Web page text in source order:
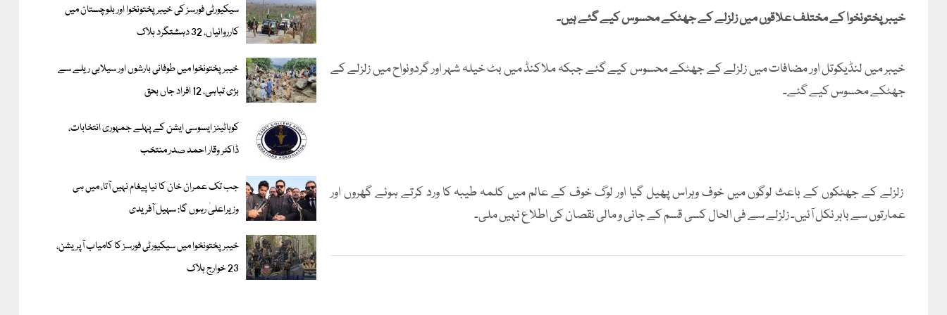
خیبرپختونخوا کے مختلف علاقوں میں زلزلے کے جھٹکے محسوس کیے گئے ہیں۔
خیبر میں لنڈیکوتل اور مضافات میں زلزلے کے جھٹکے محسوس کیے گئے جبکہ ملاکنڈ میں بٹ خیلہ شہر اور گردونواح میں زلزلے کے
جھٹکے محسوس کیے گئے۔
زلزلے کے جھٹکوں کے باعث لوگوں میں خوف وہراس پھیل گیا اور لوگ خوف کے عالم میں کلمہ طیبہ کا ورد کرتے ہوئے گھروں اور
عمارتوں سے باہر نکل آئیں۔ زلزلے سے فی الحال کسی قسم کے جانی و مالی نقصان کی اطلاع نہیں ملی۔
سیکیورٹی فورسز کی خیبر پختونخوا اور بلوچستان میں
کارروائیاں، 32 دہشتگرد ہلاک
خیبرپختونخوا میں طوفانی بارشوں اور سیلابی ریلے سے
بڑی تباہی، 12 افراد جاں بحق
کوہاٹینز ایسوسی ایشن کے پہلے جمہوری انتخابات،
ڈاکٹر وقار احمد صدر منتخب
جب تک عمران خان کا نیا پیغام نہیں آتا، میں ہی
وزیراعلیٰ رہوں گا: سہیل آفریدی
خیبرپختونخوا میں سیکیورٹی فورسز کا کامیاب آپریشن،
23 خوارج ہلاک